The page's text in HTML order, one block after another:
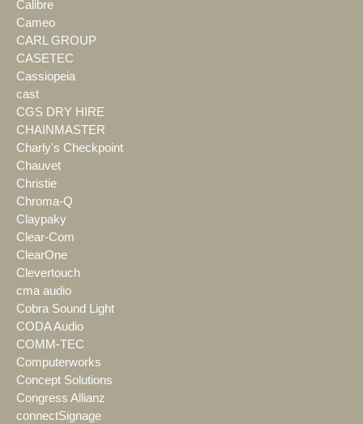
Calibre
Cameo
CARL GROUP
CASETEC
Cassiopeia
cast
CGS DRY HIRE
CHAINMASTER
Charly's Checkpoint
Chauvet
Christie
Chroma-Q
Claypaky
Clear-Com
ClearOne
Clevertouch
cma audio
Cobra Sound Light
CODA Audio
COMM-TEC
Computerworks
Concept Solutions
Congress Allianz
connectSignage